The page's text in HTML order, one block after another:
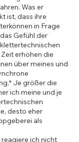
Was er
ist, dass ihre
in Frage
Gefühl der
erhöhen die
über meines und
Je größer die
ich meine und je
desto eher
als
ich nicht